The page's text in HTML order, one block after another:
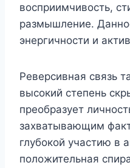
восприимчивость,
размышление.
энергичности и
Реверсивная связь
высокий степень
преобразует
захватывающим
глубокой участию в
положительная